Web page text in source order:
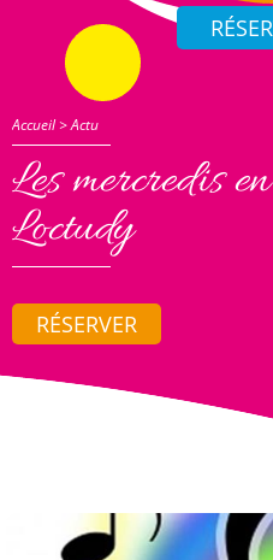
Accueil>Actu
Les mercredis
Loctudy
RÉSERVER